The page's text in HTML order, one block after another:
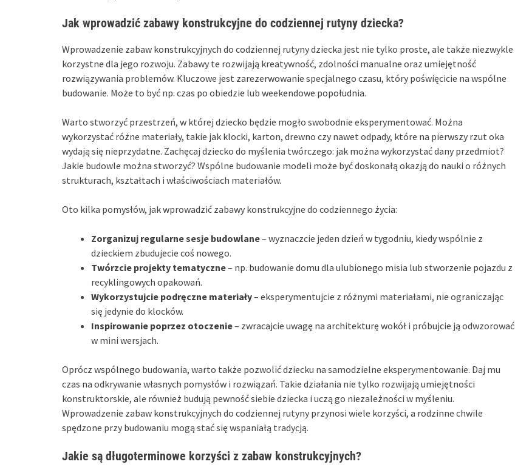
Jak wprowadzić zabawy konstrukcyjne do codziennej rutyny dziecka?
Wprowadzenie zabaw konstrukcyjnych do codziennej rutyny dziecka jest nie tylko proste, ale także niezwykle
korzystne dla jego rozwoju. Zabawy te rozwijają kreatywność, zdolności manualne oraz umiejętność
rozwiązywania problemów. Kluczowe jest zarezerwowanie specjalnego czasu, który poświęcicie na wspólne
budowanie. Może to być np. czas po obiedzie lub weekendowe popołudnia.
Warto stworzyć przestrzeń, w której dziecko będzie mogło swobodnie eksperymentować. Można
wykorzystać różne materiały, takie jak klocki, karton, drewno czy nawet odpady, które na pierwszy rzut oka
wydają się nieprzydatne. Zachęcaj dziecko do myślenia twórczego: jak można wykorzystać dany przedmiot?
Jakie budowle można stworzyć? Wspólne budowanie modeli może być doskonałą okazją do nauki o różnych
strukturach, kształtach i właściwościach materiałów.
Oto kilka pomysłów, jak wprowadzić zabawy konstrukcyjne do codziennego życia:
Zorganizuj regularne sesje budowlane– wyznaczcie jeden dzień w tygodniu, kiedy wspólnie z
dzieckiem zbudujecie coś nowego.
Twórzcie projekty tematyczne– np. budowanie domu dla ulubionego misia lub stworzenie pojazdu z
recyklingowych opakowań.
Wykorzystujcie podręczne materiały– eksperymentujcie z różnymi materiałami, nie ograniczając
się jedynie do klocków.
Inspirowanie poprzez otoczenie– zwracajcie uwagę na architekturę wokół i próbujcie ją odwzorować
w mini wersjach.
Oprócz wspólnego budowania, warto także pozwolić dziecku na samodzielne eksperymentowanie. Daj mu
czas na odkrywanie własnych pomysłów i rozwiązań. Takie działania nie tylko rozwijają umiejętności
konstruktorskie, ale również budują pewność siebie dziecka i uczą go niezależności w myśleniu.
Wprowadzenie zabaw konstrukcyjnych do codziennej rutyny przynosi wiele korzyści, a rodzinne chwile
spędzone przy budowaniu mogą stać się wspaniałą tradycją.
Jakie są długoterminowe korzyści z zabaw konstrukcyjnych?